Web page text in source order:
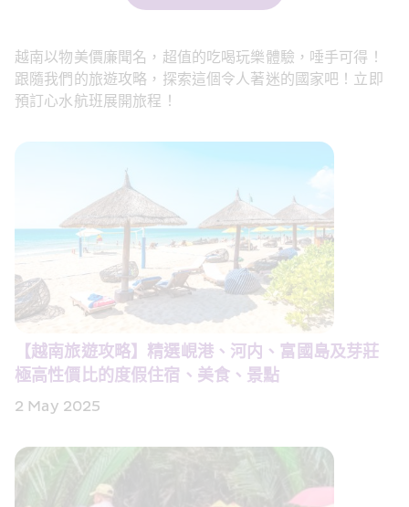
越南以物美價廉聞名，超值的吃喝玩樂體驗，唾手可得！
跟隨我們的旅遊攻略，探索這個令人著迷的國家吧！立即
預訂心水航班展開旅程！
【越南旅遊攻略】精選峴港、河内、富國島及芽莊
極高性價比的度假住宿、美食、景點
2 May 2025